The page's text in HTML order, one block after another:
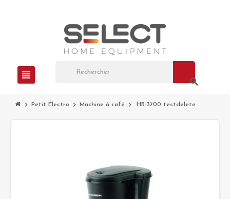
view_headline
search
chevron_right Petit Électro chevron_right Machine à café chevron_right HB-3700 testdelete